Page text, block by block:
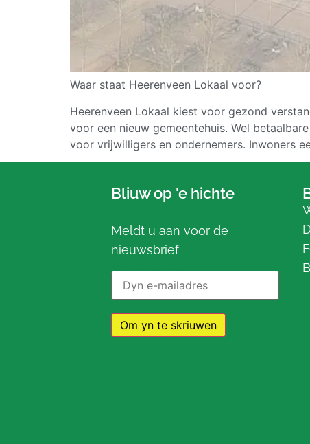
Waar staat Heerenveen Lokaal voor?
Heerenveen Lokaal kiest voor gezond
voor een nieuw gemeentehuis. Wel
voor vrijwilligers en ondernemers. Inwoners
Bliuw op 'e hichte
Meldt u aan voor de
nieuwsbrief